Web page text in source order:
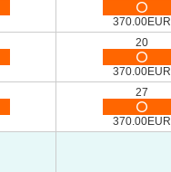
370.00EUR
20
370.00EUR
27
370.00EUR